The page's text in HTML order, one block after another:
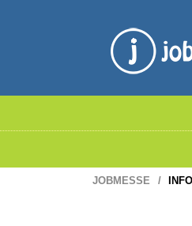
JOBMESSE INFO